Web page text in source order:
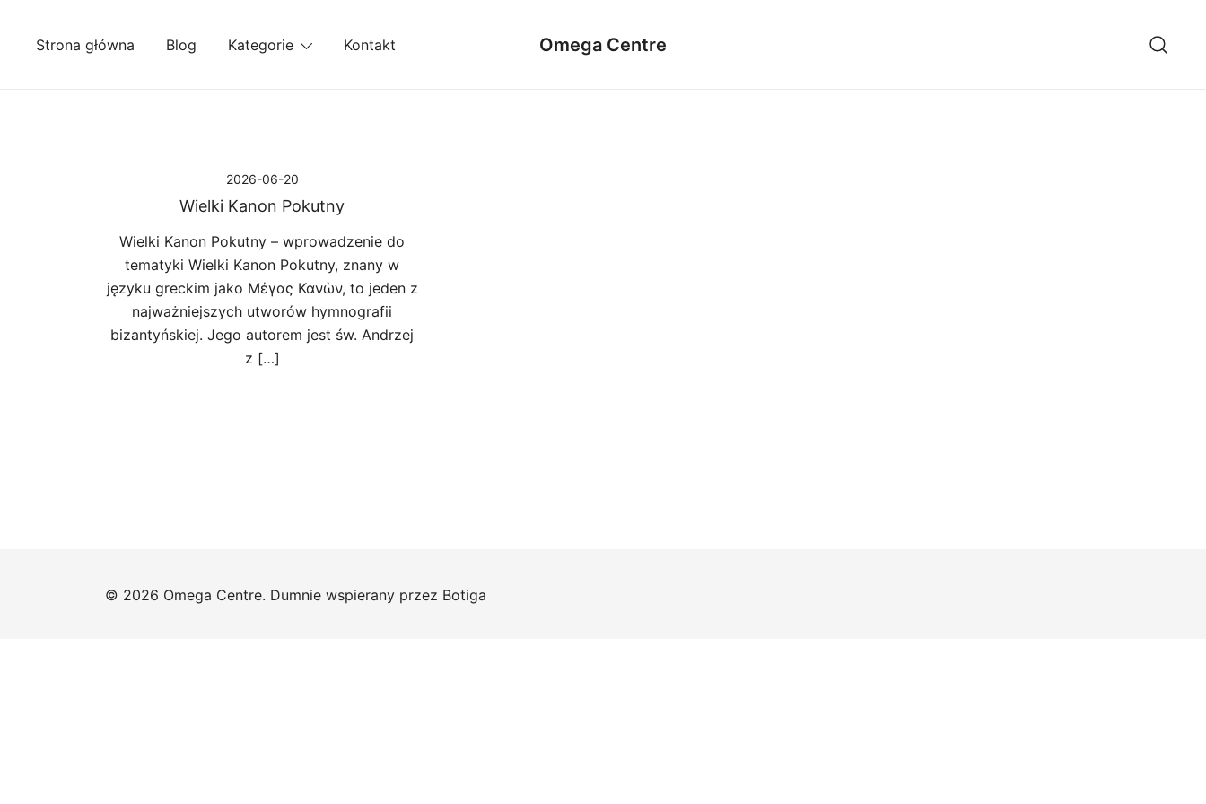
Strona główna Blog Kategorie Kontakt Omega Centre
2026-06-20
Wielki Kanon Pokutny
Wielki Kanon Pokutny – wprowadzenie do
tematyki Wielki Kanon Pokutny, znany w
języku greckim jako Μέγας Κανὼν, to jeden z
najważniejszych utworów hymnografii
bizantyńskiej. Jego autorem jest św. Andrzej
z […]
© 2026 Omega Centre. Dumnie wspierany przez Botiga